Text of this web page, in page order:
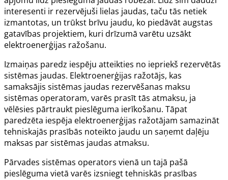
interesenti ir rezervējuši lielas jaudas, taču tās netiek
izmantotas, un trūkst brīvu jaudu, ko piedāvāt augstas
gatavības projektiem, kuri drīzumā varētu uzsākt
elektroenerģijas ražošanu.
Izmaiņas paredz iespēju atteikties no iepriekš rezervētās
sistēmas jaudas. Elektroenerģijas ražotājs, kas
samaksājis sistēmas jaudas rezervēšanas maksu
sistēmas operatoram, varēs prasīt tās atmaksu, ja
vēlēsies pārtraukt pieslēguma ierīkošanu. Tāpat
paredzēta iespēja elektroenerģijas ražotājam samazināt
tehniskajās prasībās noteikto jaudu un saņemt daļēju
maksas par sistēmas jaudas atmaksu.
Pārvades sistēmas operators vienā un tajā pašā
pieslēguma vietā varēs izsniegt tehniskās prasības